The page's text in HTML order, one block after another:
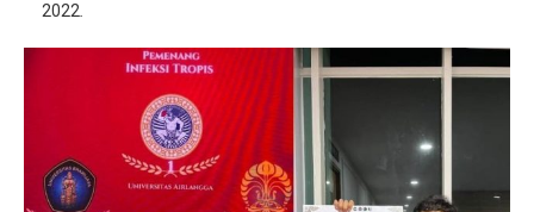
2022.